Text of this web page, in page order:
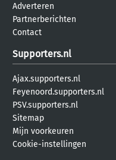
Adverteren
Partnerberichten
Contact
Supporters.nl
Ajax.supporters.nl
Feyenoord.supporters.nl
PSV.supporters.nl
Sitemap
Mijn voorkeuren
Cookie-instellingen